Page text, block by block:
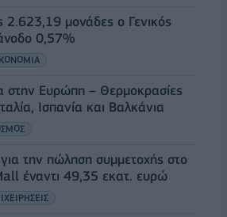
2.623,19 μονάδες ο Γενικός
0,57%
Ευρώπη – Θερμοκρασίες
Ισπανία και Βαλκάνια
την πώληση συμμετοχής στο
έναντι 49,35 εκατ. ευρώ